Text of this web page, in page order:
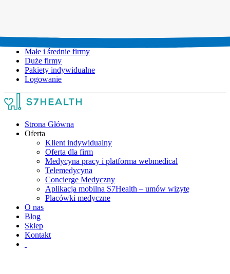
Małe i średnie firmy
Duże firmy
Pakiety indywidualne
Logowanie
Strona Główna
Oferta
Klient indywidualny
Oferta dla firm
Medycyna pracy i platforma webmedical
Telemedycyna
Concierge Medyczny
Aplikacja mobilna S7Health – umów wizytę
Placówki medyczne
O nas
Blog
Sklep
Kontakt